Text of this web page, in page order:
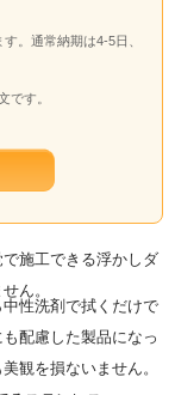
。通常納期は4-5日、
す。
電線は、OKでした。
ます
施工できる浮かしダ
ん。
性洗剤で拭くだけで
配慮した製品になっ
観を損ないません。